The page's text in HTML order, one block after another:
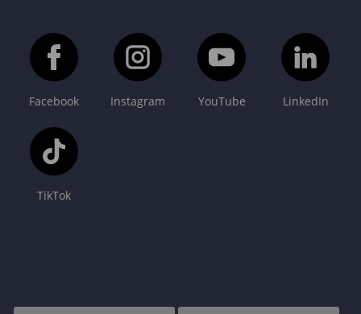
Facebook Instagram YouTube LinkedIn
TikTok